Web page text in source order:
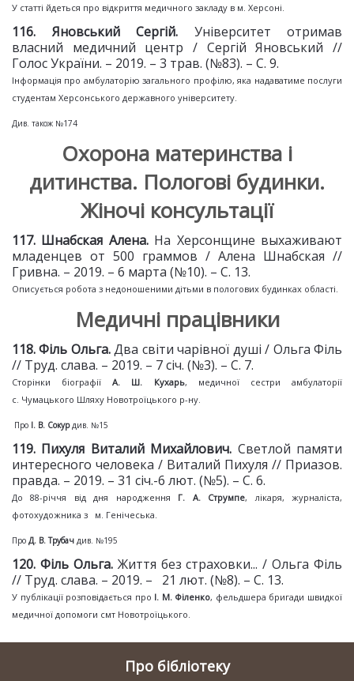
У статті йдеться про відкриття медичного закладу в м. Херсоні.
116. Яновський Сергій. Університет отримав
власний медичний центр / Сергій Яновський //
Голос України. – 2019. – 3 трав. (№83). – С. 9.
Інформація про амбулаторію загального профілю, яка надаватиме послуги
студентам Херсонського державного університету.
Див. також №174
Охорона материнства і
дитинства. Пологові будинки.
Жіночі консультації
117. Шнабская Алена. На Херсонщине выхаживают
младенцев от 500 граммов / Алена Шнабская //
Гривна. – 2019. – 6 марта (№10). – С. 13.
Описується робота з недоношеними дітьми в пологових будинках області.
Медичні працівники
118. Філь Ольга.Два світи чарівної душі / Ольга Філь
// Труд. слава. – 2019. – 7 січ. (№3). – С. 7.
Сторінки біографіїА. Ш. Кухарь, медичної сестри амбулаторії
с. Чумацького Шляху Новотроїцького р-ну.
Про І. В. Сокурдив. №15
119. Пихуля Виталий Михайлович. Светлой памяти
интересного человека / Виталий Пихуля // Приазов.
правда. – 2019. – 31 січ.-6 лют. (№5). – С. 6.
До 88-річчя від дня народження Г. А. Струмпе, лікаря, журналіста,
фотохудожника з м. Генічеська.
Про Д. В. Трубач див. №195
120. Філь Ольга. Життя без страховки... / Ольга Філь
// Труд. слава. – 2019. – 21 лют. (№8). – С. 13.
У публікації розповідається про І. М. Філенко, фельдшера бригади швидкої
медичної допомоги смт Новотроїцького.
Про бібліотеку